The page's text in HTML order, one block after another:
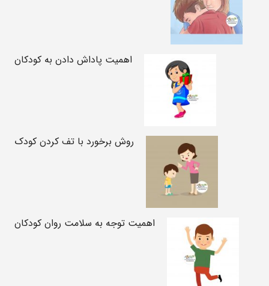
اهمیت پاداش دادن به کودکان
روش برخورد با تف کردن کودک
اهمیت توجه به سلامت روان کودکان